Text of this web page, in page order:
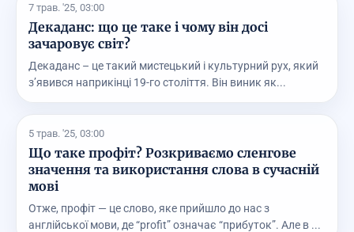
7 трав. '25, 03:00
Декаданс: що це таке і чому він досі
зачаровує світ?
Декаданс – це такий мистецький і культурний рух, який
з’явився наприкінці 19-го століття. Він виник як...
5 трав. '25, 03:00
Що таке профіт? Розкриваємо сленгове
значення та використання слова в сучасній
мові
Отже, профіт — це слово, яке прийшло до нас з
англійської мови, де “profit” означає “прибуток”. Але в ...